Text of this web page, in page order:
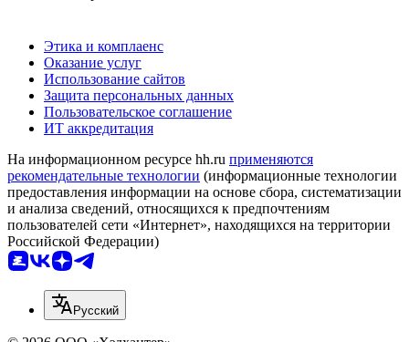
Этика и комплаенс
Оказание услуг
Использование сайтов
Защита персональных данных
Пользовательское соглашение
ИТ аккредитация
На информационном ресурсе hh.ru применяются
рекомендательные технологии (информационные технологии
предоставления информации на основе сбора, систематизации
и анализа сведений, относящихся к предпочтениям
пользователей сети «Интернет», находящихся на территории
Российской Федерации)
Русский